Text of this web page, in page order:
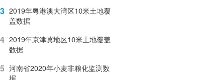
3 2019年粤港澳大湾区10米土地覆
盖数据
4 2019年京津冀地区10米土地覆盖
数据
5 河南省2020年小麦非粮化监测数